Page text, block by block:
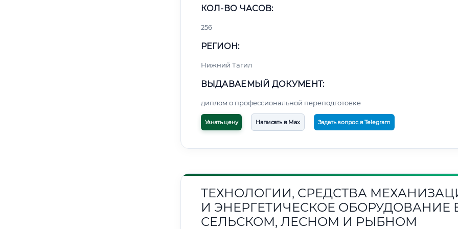
КОЛ-ВО ЧАСОВ:
256
РЕГИОН:
Нижний Тагил
ВЫДАВАЕМЫЙ ДОКУМЕНТ:
диплом о профессиональной переподготовке
Узнать цену Написать в Max Задать вопрос в Telegram
ТЕХНОЛОГИИ, СРЕДСТВА
И ЭНЕРГЕТИЧЕСКОЕ ОБОРУДОВАНИЕ
СЕЛЬСКОМ, ЛЕСНОМ И РЫБНОМ